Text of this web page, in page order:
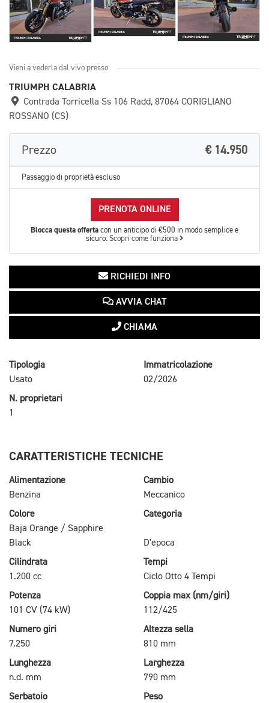
Vieni a vederla dal vivo presso
TRIUMPH CALABRIA
Contrada Torricella Ss 106 Radd, 87064 CORIGLIANO
ROSSANO (CS)
Prezzo € 14.950
Passaggio di proprietà escluso
PRENOTA ONLINE
Blocca questa offerta con un anticipo di €500 in modo semplice e
sicuro. Scopri come funziona
RICHIEDI INFO
AVVIA CHAT
CHIAMA
Tipologia
Usato
Immatricolazione
02/2026
N. proprietari
1
CARATTERISTICHE TECNICHE
Alimentazione
Benzina
Cambio
Meccanico
Colore
Baja Orange / Sapphire
Black
Categoria
D'epoca
Cilindrata
1.200 cc
Tempi
Ciclo Otto 4 Tempi
Potenza
101 CV (74 kW)
Coppia max (nm/giri)
112/425
Numero giri
7.250
Altezza sella
810 mm
Lunghezza
n.d. mm
Larghezza
790 mm
Serbatoio
Peso